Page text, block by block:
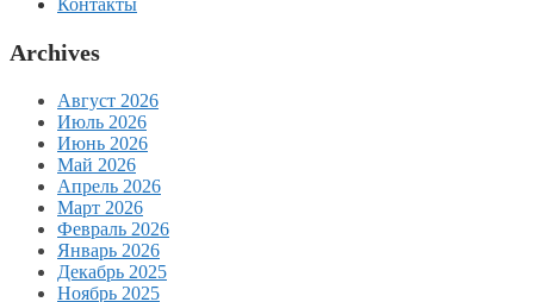
Контакты
Archives
Август 2026
Июль 2026
Июнь 2026
Май 2026
Апрель 2026
Март 2026
Февраль 2026
Январь 2026
Декабрь 2025
Ноябрь 2025